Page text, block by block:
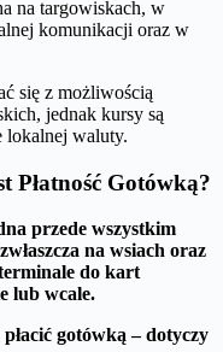
na targowiskach, w
komunikacji oraz w
się z możliwością
jednak kursy są
lokalnej waluty.
Płatność Gotówką?
przede wszystkim
na wsiach oraz
do kart
lub wcale.
gotówką – dotyczy